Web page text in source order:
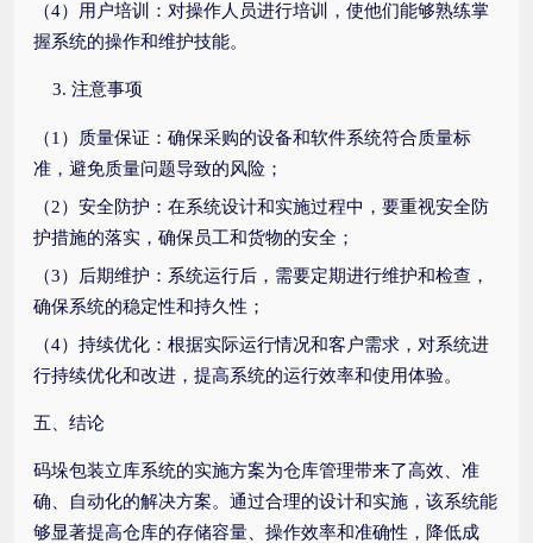
（4）用户培训：对操作人员进行培训，使他们能够熟练掌
握系统的操作和维护技能。
注意事项
（1）质量保证：确保采购的设备和软件系统符合质量标
准，避免质量问题导致的风险；
（2）安全防护：在系统设计和实施过程中，要重视安全防
护措施的落实，确保员工和货物的安全；
（3）后期维护：系统运行后，需要定期进行维护和检查，
确保系统的稳定性和持久性；
（4）持续优化：根据实际运行情况和客户需求，对系统进
行持续优化和改进，提高系统的运行效率和使用体验。
五、结论
码垛包装立库系统的实施方案为仓库管理带来了高效、准
确、自动化的解决方案。通过合理的设计和实施，该系统能
够显著提高仓库的存储容量、操作效率和准确性，降低成